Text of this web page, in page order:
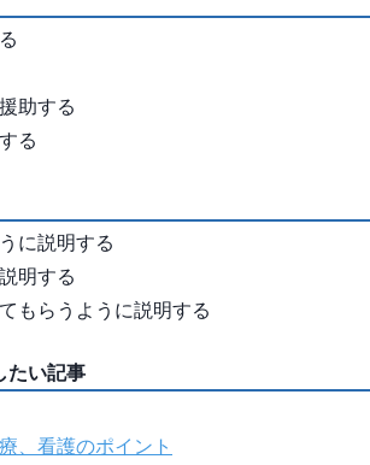
助する
る
に説明する
明する
もらうように説明する
たい記事
、看護のポイント